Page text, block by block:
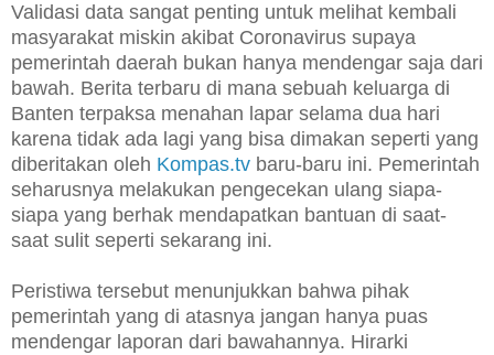
Validasi data sangat penting untuk melihat kembali
masyarakat miskin akibat Coronavirus supaya
pemerintah daerah bukan hanya mendengar saja dari
bawah. Berita terbaru di mana sebuah keluarga di
Banten terpaksa menahan lapar selama dua hari
karena tidak ada lagi yang bisa dimakan seperti yang
diberitakan oleh Kompas.tv baru-baru ini. Pemerintah
seharusnya melakukan pengecekan ulang siapa-
siapa yang berhak mendapatkan bantuan di saat-
saat sulit seperti sekarang ini.
Peristiwa tersebut menunjukkan bahwa pihak
pemerintah yang di atasnya jangan hanya puas
mendengar laporan dari bawahannya. Hirarki